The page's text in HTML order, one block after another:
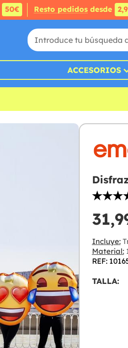
50€ Resto pedidosdesde
ACCESORIOS
Incluye:
Material:
REF:
TALLA: